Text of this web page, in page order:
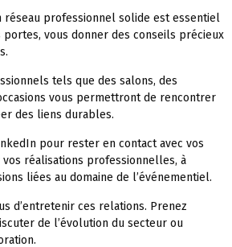
professionnel solide est essentiel
vous donner des conseils précieux
tels que des salons, des
vous permettront de rencontrer
des liens durables.
pour rester en contact avec vos
réalisations professionnelles, à
liées au domaine de l’événementiel.
d’entretenir ces relations. Prenez
de l’évolution du secteur ou